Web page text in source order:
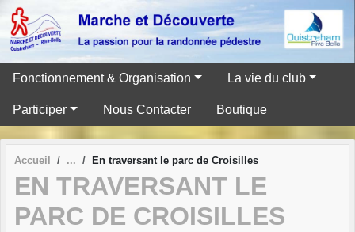
Fonctionnement & Organisation La vie du club
Participer Nous Contacter Boutique
Accueil En traversant le parc de Croisilles
EN TRAVERSANT LE
PARC DE CROISILLES
Panneau de gestion des cookies